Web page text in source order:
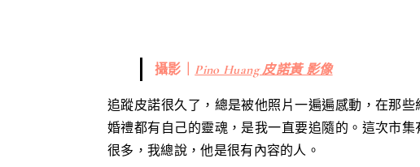
攝影｜ Pino Huang 皮諾黃 影像
追蹤皮諾很久了，總是被他照片一遍遍感動，在那
婚禮都有自己的靈魂，是我一直要追隨的。這次市
很多，我總說，他是很有內容的人。